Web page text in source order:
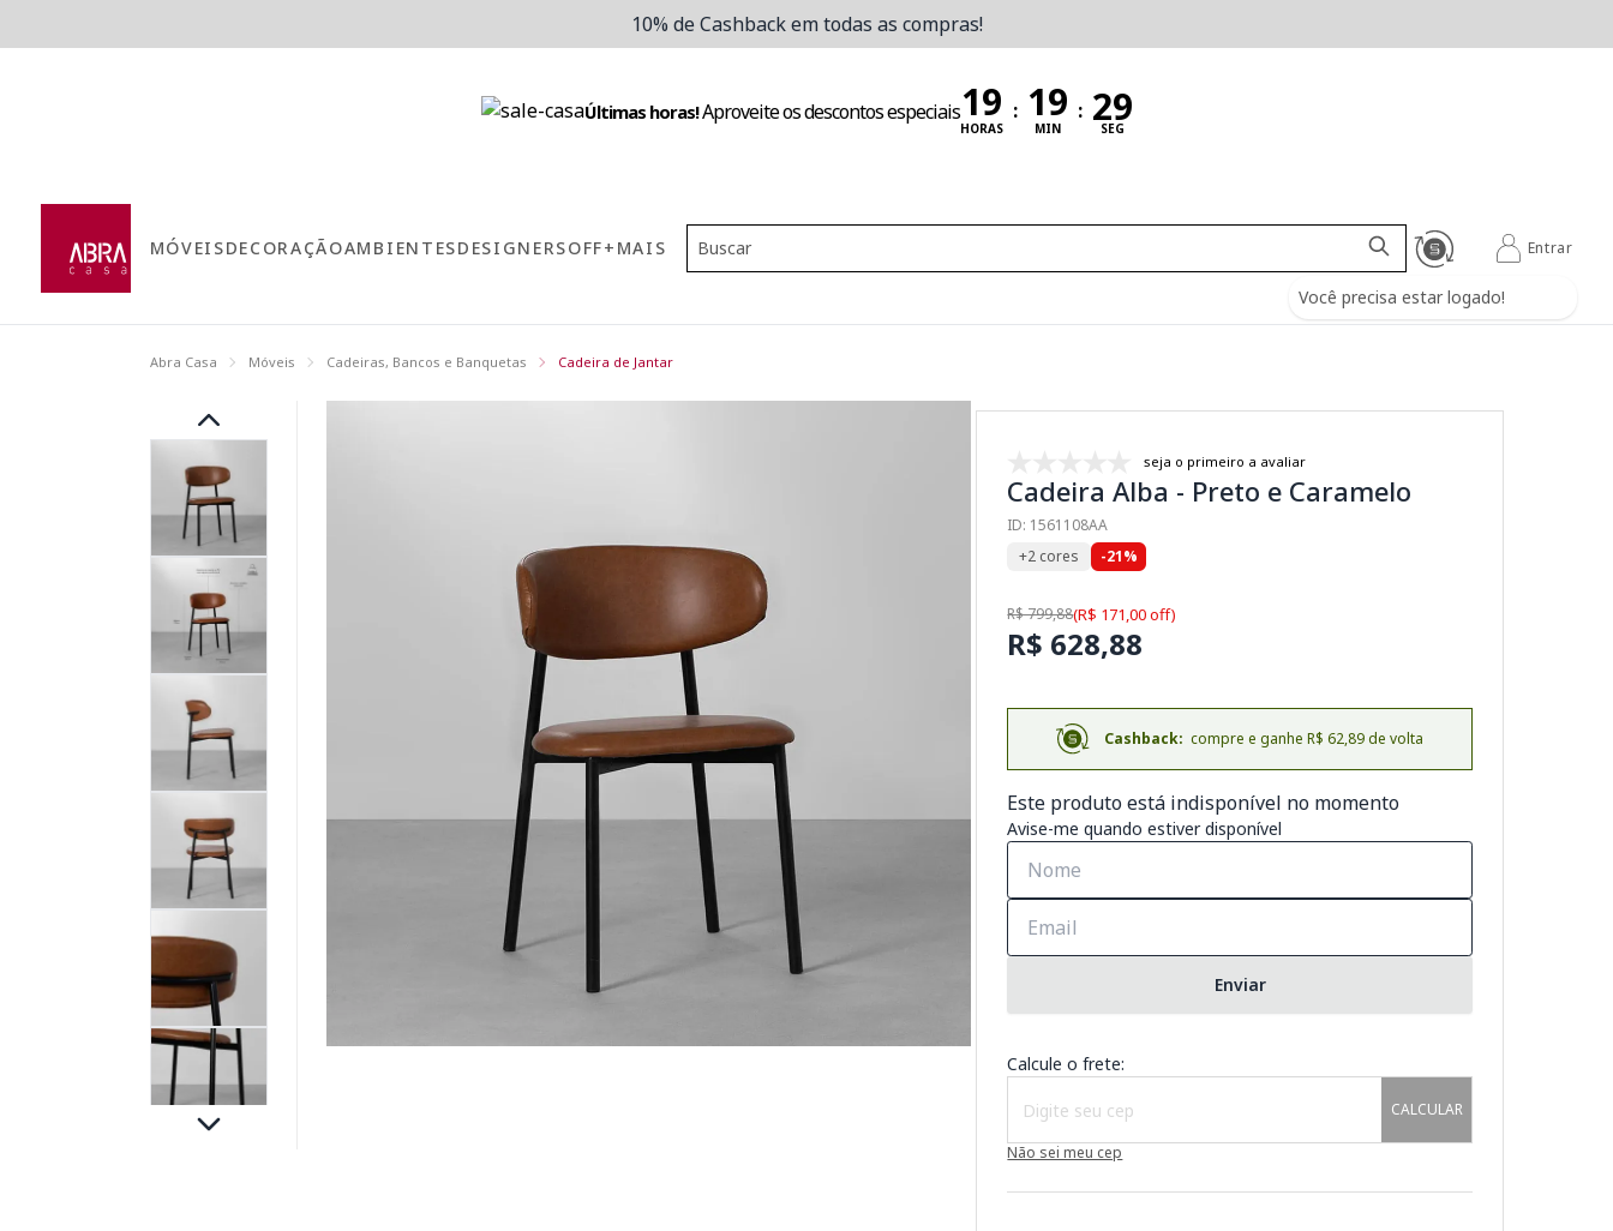
10% de Cashback em todas as compras!
Últimas horas!Aproveite os descontos especiais
HORAS
:
MIN
:
SEG
MÓVEISDECORAÇÃOAMBIENTESDESIGNERSOFF+MAIS
Você precisa estar logado!
Entrar
Abra Casa Móveis Cadeiras, Bancos e Banquetas Cadeira de Jantar
seja o primeiro a avaliar
Cadeira Alba - Preto e Caramelo
ID: 1561108AA
+2 cores
-21%
R$ 799,88(R$ 171,00 off)
R$ 628,88
Cashback: compre e ganhe R$ 62,89 de volta
Este produto está indisponível no momento
Avise-me quando estiver disponível
Enviar
Calcule o frete:
CALCULAR
Não sei meu cep